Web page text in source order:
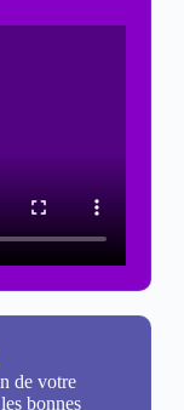
de votre
bonnes